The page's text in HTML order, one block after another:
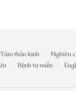
Tâm thần kinh Nghiên
Bệnh tự miễn